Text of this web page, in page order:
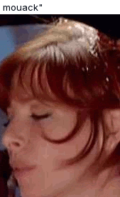
mouack"